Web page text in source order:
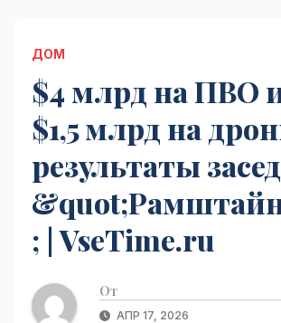
ДОМ
$4 млрд на ПВО
$1,5 млрд на
результаты
; | VseTime.ru
От
АПР 17, 2026